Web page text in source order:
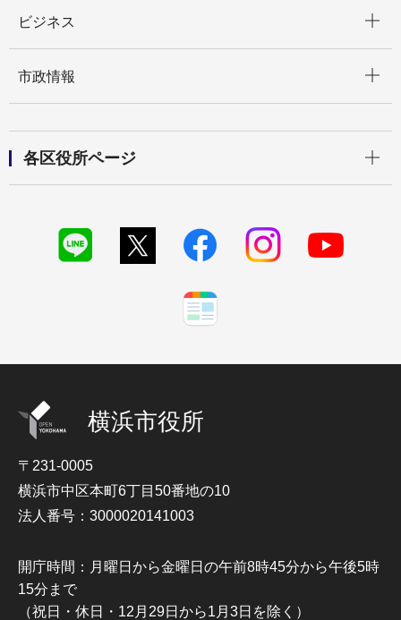
ビジネス
市政情報
各区役所ページ
横浜市役所
〒231-0005
横浜市中区本町6丁目50番地の10
法人番号：3000020141003
開庁時間：月曜日から金曜日の午前8時45分から午後5時
15分まで
（祝日・休日・12月29日から1月3日を除く）